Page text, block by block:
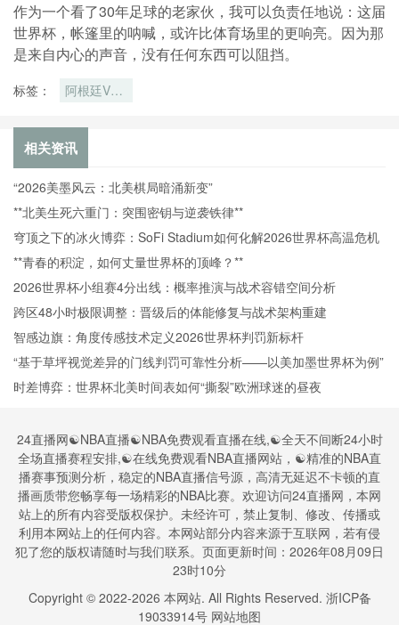
作为一个看了30年足球的老家伙，我可以负责任地说：这届
世界杯，帐篷里的呐喊，或许比体育场里的更响亮。因为那
是来自内心的声音，没有任何东西可以阻挡。
标签：
阿根廷VS
阿根廷VS
奥地利在线
直播
相关资讯
“2026美墨风云：北美棋局暗涌新变”
**北美生死六重门：突围密钥与逆袭铁律**
穹顶之下的冰火博弈：SoFi Stadium如何化解2026世界杯高温危机
**青春的积淀，如何丈量世界杯的顶峰？**
2026世界杯小组赛4分出线：概率推演与战术容错空间分析
跨区48小时极限调整：晋级后的体能修复与战术架构重建
智感边旗：角度传感技术定义2026世界杯判罚新标杆
“基于草坪视觉差异的门线判罚可靠性分析——以美加墨世界杯为例”
时差博弈：世界杯北美时间表如何“撕裂”欧洲球迷的昼夜
24直播网☯️NBA直播☯️NBA免费观看直播在线,☯️全天不间断24小时
全场直播赛程安排,☯️在线免费观看NBA直播网站，☯️精准的NBA直
播赛事预测分析，稳定的NBA直播信号源，高清无延迟不卡顿的直
播画质带您畅享每一场精彩的NBA比赛。欢迎访问24直播网，本网
站上的所有内容受版权保护。未经许可，禁止复制、修改、传播或
利用本网站上的任何内容。本网站部分内容来源于互联网，若有侵
犯了您的版权请随时与我们联系。页面更新时间：2026年08月09日
23时10分
Copyright © 2022-2026 本网站. All Rights Reserved. 浙ICP备
19033914号 网站地图